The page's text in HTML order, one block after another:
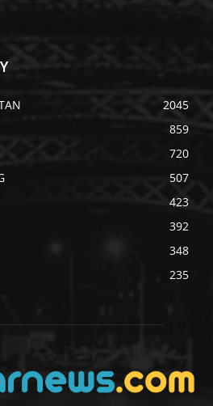
2045
859
720
507
423
392
348
235